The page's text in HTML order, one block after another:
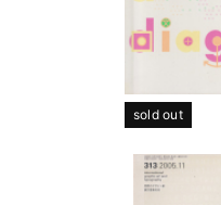
sold out